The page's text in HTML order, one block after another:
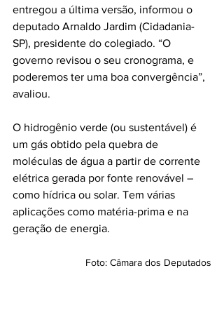
entregou a última versão, informou o
deputado Arnaldo Jardim (Cidadania-
SP), presidente do colegiado. “O
governo revisou o seu cronograma, e
poderemos ter uma boa convergência”,
avaliou.
O hidrogênio verde (ou sustentável) é
um gás obtido pela quebra de
moléculas de água a partir de corrente
elétrica gerada por fonte renovável –
como hídrica ou solar. Tem várias
aplicações como matéria-prima e na
geração de energia.
Foto: Câmara dos Deputados